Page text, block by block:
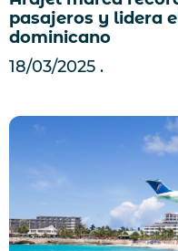
pasajeros y lidera
dominicano
18/03/2025